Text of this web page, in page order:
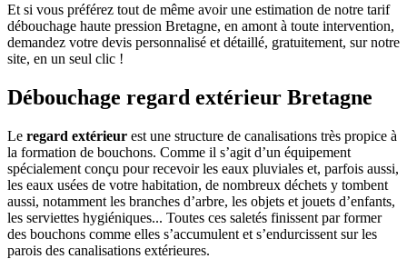
Et si vous préférez tout de même avoir une estimation de notre tarif
débouchage haute pression Bretagne, en amont à toute intervention,
demandez votre devis personnalisé et détaillé, gratuitement, sur notre
site, en un seul clic !
Débouchage regard extérieur Bretagne
Le regard extérieur est une structure de canalisations très propice à
la formation de bouchons. Comme il s’agit d’un équipement
spécialement conçu pour recevoir les eaux pluviales et, parfois aussi,
les eaux usées de votre habitation, de nombreux déchets y tombent
aussi, notamment les branches d’arbre, les objets et jouets d’enfants,
les serviettes hygiéniques... Toutes ces saletés finissent par former
des bouchons comme elles s’accumulent et s’endurcissent sur les
parois des canalisations extérieures.